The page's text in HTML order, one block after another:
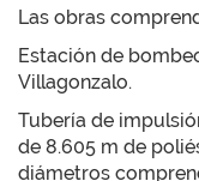
Las obras
Estación de
Villagonzalo.
Tubería de
de 8.605 m de
diámetros